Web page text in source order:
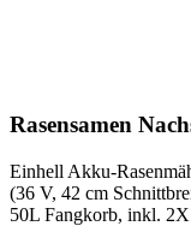
Rasensamen
Einhell Akku-
(36 V, 42 cm
50L Fangkorb, inkl.